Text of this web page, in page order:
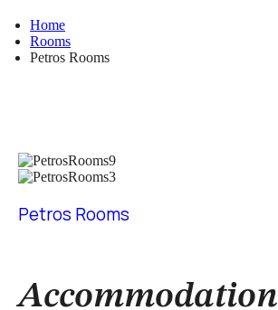
Home
Rooms
Petros Rooms
Petros Rooms
Accommodation